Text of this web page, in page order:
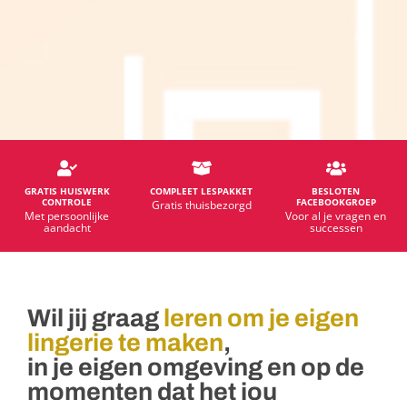
GRATIS HUISWERK
CONTROLE
Met persoonlijke
aandacht
COMPLEET LESPAKKET
Gratis thuisbezorgd
BESLOTEN
FACEBOOKGROEP
Voor al je vragen en
successen
Wil jij graag leren om je eigen
lingerie te maken,
in je eigen omgeving en op de
momenten dat het jou